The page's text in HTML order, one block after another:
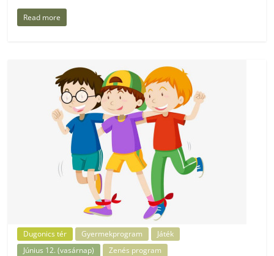
Read more
Dugonics tér Gyermekprogram
Játék
Június 12. (vasárnap)
Zenés program